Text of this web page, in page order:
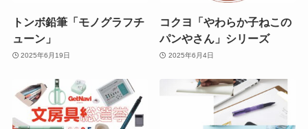
トンボ鉛筆「モノグラフチ
ューン」
2025年6月19日
コクヨ「やわらか子ねこの
パンやさん」シリーズ
2025年6月4日